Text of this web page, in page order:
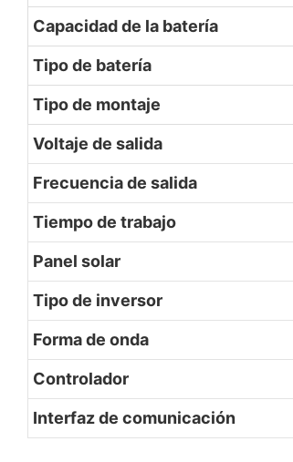
Capacidad de la batería
Tipo de batería
Tipo de montaje
Voltaje de salida
Frecuencia de salida
Tiempo de trabajo
Panel solar
Tipo de inversor
Forma de onda
Controlador
Interfaz de comunicación